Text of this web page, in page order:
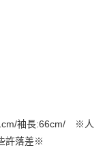
方式。 讓您購物簡單
至「AFTEE先享後付」
。
袖長:66cm/ ※人
許落差※